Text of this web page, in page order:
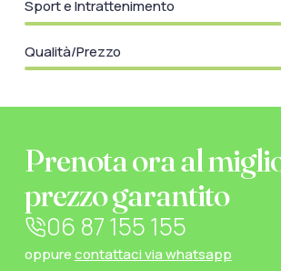
Sport e Intrattenimento
Qualità/Prezzo
Prenota ora al
prezzo garantito
06 87 155 155
oppurecontattaci via whatsapp